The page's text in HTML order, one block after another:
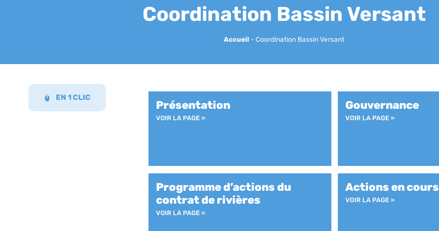
Coordination Bassin Versant
Accueil - Coordination Bassin Versant
EN 1 CLIC
Présentation
VOIR LA PAGE »
Gouvernance
VOIR LA PAGE »
Programme d’actions du
contrat de rivières
VOIR LA PAGE »
Actions en cours
VOIR LA PAGE »